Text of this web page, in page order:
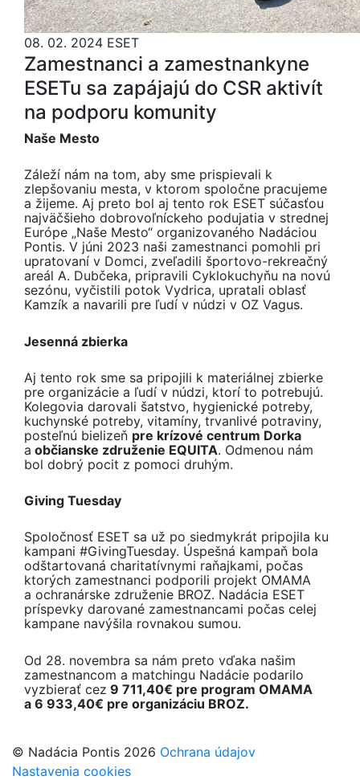
08. 02. 2024 ESET
Zamestnanci a zamestnankyne
ESETu sa zapájajú do CSR aktivít
na podporu komunity
Naše Mesto
Záleží nám na tom, aby sme prispievali k
zlepšovaniu mesta, v ktorom spoločne pracujeme
a žijeme. Aj preto bol aj tento rok ESET súčasťou
najväčšieho dobrovoľníckeho podujatia v strednej
Európe „Naše Mesto“ organizovaného Nadáciou
Pontis. V júni 2023 naši zamestnanci pomohli pri
upratovaní v Domci, zveľadili športovo-rekreačný
areál A. Dubčeka, pripravili Cyklokuchyňu na novú
sezónu, vyčistili potok Vydrica, upratali oblasť
Kamzík a navarili pre ľudí v núdzi v OZ Vagus.
Jesenná zbierka
Aj tento rok sme sa pripojili k materiálnej zbierke
pre organizácie a ľudí v núdzi, ktorí to potrebujú.
Kolegovia darovali šatstvo, hygienické potreby,
kuchynské potreby, vitamíny, trvanlivé potraviny,
posteľnú bielizeň pre krízové centrum Dorka
a občianske združenie EQUITA. Odmenou nám
bol dobrý pocit z pomoci druhým.
Giving Tuesday
Spoločnosť ESET sa už po siedmykrát pripojila ku
kampani #GivingTuesday. Úspešná kampaň bola
odštartovaná charitatívnymi raňajkami, počas
ktorých zamestnanci podporili projekt OMAMA
a ochranárske združenie BROZ. Nadácia ESET
príspevky darované zamestnancami počas celej
kampane navýšila rovnakou sumou.
Od 28. novembra sa nám preto vďaka našim
zamestnancom a matchingu Nadácie podarilo
vyzbierať cez 9 711,40€ pre program OMAMA
a 6 933,40€ pre organizáciu BROZ.
© Nadácia Pontis 2026 Ochrana údajov
Nastavenia cookies